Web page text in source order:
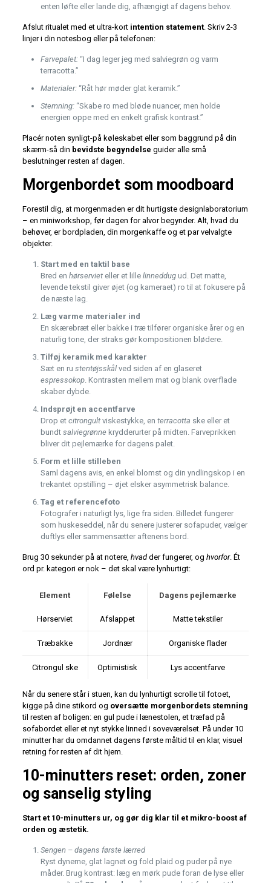
enten løfte eller lande dig, afhængigt af dagens behov.
Afslut ritualet med et ultra-kort intention statement. Skriv 2-3
linjer i din notesbog eller på telefonen:
Farvepalet:“I dag leger jeg med salviegrøn og varm
terracotta.”
Materialer:“Råt hør møder glat keramik.”
Stemning:“Skabe ro med bløde nuancer, men holde
energien oppe med en enkelt grafisk kontrast.”
Placér noten synligt-på køleskabet eller som baggrund på din
skærm-så din bevidste begyndelse guider alle små
beslutninger resten af dagen.
Morgenbordet som moodboard
Forestil dig, at morgenmaden er dit hurtigste designlaboratorium
– en miniworkshop, før dagen for alvor begynder. Alt, hvad du
behøver, er bordpladen, din morgenkaffe og et par velvalgte
objekter.
Start med en taktil base
Bred en hørservieteller et lille linneddugud. Det matte,
levende tekstil giver øjet (og kameraet) ro til at fokusere på
de næste lag.
Læg varme materialer ind
En skærebræt eller bakke i trætilfører organiske årer og en
naturlig tone, der straks gør kompositionen blødere.
Tilføj keramik med karakter
Sæt en ru stentøjsskålved siden af en glaseret
espressokop. Kontrasten mellem mat og blank overflade
skaber dybde.
Indsprøjt en accentfarve
Drop et citrongultviskestykke, en terracotta ske eller et
bundt salviegrønnekrydderurter på midten. Farveprikken
bliver dit pejlemærke for dagens palet.
Form et lille stilleben
Saml dagens avis, en enkel blomst og din yndlingskop i en
trekantet opstilling – øjet elsker asymmetrisk balance.
Tag et referencefoto
Fotografer i naturligt lys, lige fra siden. Billedet fungerer
som huskeseddel, når du senere justerer sofapuder, vælger
duftlys eller sammensætter aftenens bord.
Brug 30 sekunder på at notere, hvadder fungerer, og hvorfor. Ét
ord pr. kategori er nok – det skal være lynhurtigt:
Element Følelse Dagens pejlemærke
Hørserviet Afslappet Matte tekstiler
Træbakke Jordnær Organiske flader
Citrongul ske Optimistisk Lys accentfarve
Når du senere står i stuen, kan du lynhurtigt scrolle til fotoet,
kigge på dine stikord og oversætte morgenbordets stemning
til resten af boligen: en gul pude i lænestolen, et træfad på
sofabordet eller et nyt stykke linned i soveværelset. På under 10
minutter har du omdannet dagens første måltid til en klar, visuel
retning for resten af dit hjem.
10-minutters reset: orden, zoner
og sanselig styling
Start et 10-minutters ur, og gør dig klar til et mikro-boost af
orden og æstetik.
Sengen – dagens første lærred
Ryst dynerne, glat lagnet og fold plaid og puder på nye
måder. Brug kontrast: læg en mørk pude foran de lyse eller